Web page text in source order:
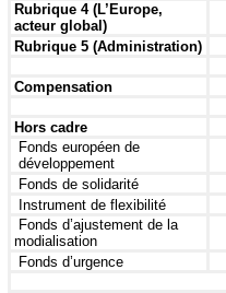
Rubrique 4 (L’Europe,
acteur global)
Rubrique 5 (Administration)
Compensation
Hors cadre
Fonds européen de
développement
Fonds de solidarité
Instrument de flexibilité
Fonds d’ajustement de la
modialisation
Fonds d’urgence